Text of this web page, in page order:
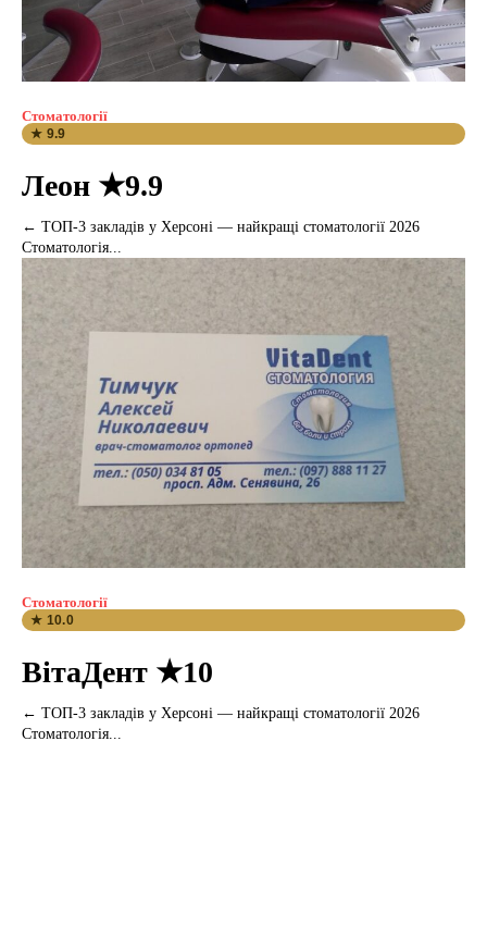
Стоматології
★ 9.9
Леон ★9.9
← ТОП-3 закладів у Херсоні — найкращі стоматології 2026
Стоматологія...
Стоматології
★ 10.0
ВітаДент ★10
← ТОП-3 закладів у Херсоні — найкращі стоматології 2026
Стоматологія...